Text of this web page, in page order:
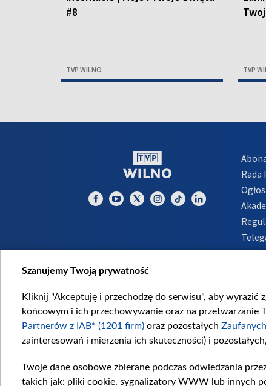
#8
TVP WILNO TVP
Rada
Szanujemy Twoją prywatność
Kliknij "Akceptuję i przechodzę do serwisu", aby wyrazić
końcowym i ich przechowywanie oraz na przetwarzanie
Partnerów z IAB* (1201 firm) oraz pozostałych
zainteresowań i mierzenia ich skuteczności) i
Twoje dane osobowe zbierane podczas odwiedzania
takich jak: pliki cookie, sygnalizatory WWW lub innych